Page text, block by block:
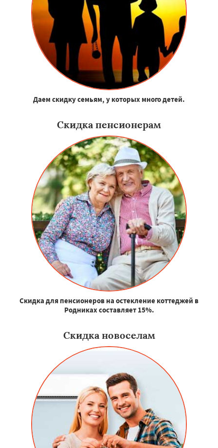
Даем скидку семьям, у которых много детей.
Скидка пенсионерам
Скидка для пенсионеров на остекление коттеджей в
Родниках составляет 15%.
Скидка новоселам